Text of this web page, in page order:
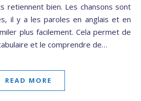
retiennent bien. Les chansons sont
il y a les paroles en anglais et en
plus facilement. Cela permet de
et le comprendre de…
READ MORE